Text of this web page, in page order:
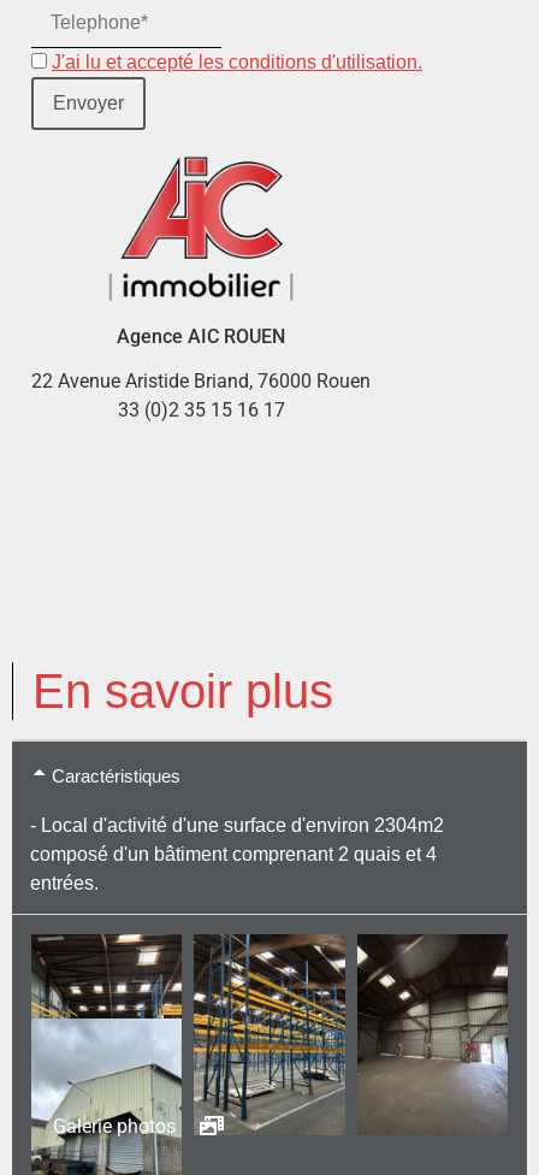
J'ai lu et accepté les conditions d'utilisation.
Agence AIC ROUEN
22 Avenue Aristide Briand, 76000 Rouen
33 (0)2 35 15 16 17
En savoir plus
Caractéristiques
- Local d'activité d'une surface d'environ 2304m2
composé d'un bâtiment comprenant 2 quais et 4
entrées.
Galerie photos